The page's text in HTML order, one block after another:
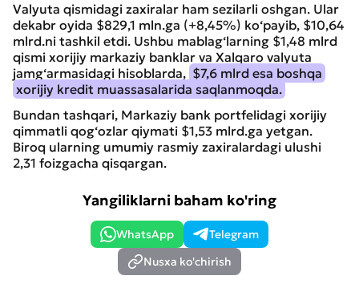
Valyuta qismidagi zaxiralar ham sezilarli oshgan. Ular
dekabr oyida $829,1 mln.ga (+8,45%) ko‘payib, $10,64
mlrd.ni tashkil etdi. Ushbu mablag‘larning $1,48 mlrd
qismi xorijiy markaziy banklar va Xalqaro valyuta
jamg‘armasidagi hisoblarda, $7,6 mlrd esa boshqa
xorijiy kredit muassasalarida saqlanmoqda.
Bundan tashqari, Markaziy bank portfelidagi xorijiy
qimmatli qog‘ozlar qiymati $1,53 mlrd.ga yetgan.
Biroq ularning umumiy rasmiy zaxiralardagi ulushi
2,31 foizgacha qisqargan.
Yangiliklarni baham ko'ring
WhatsApp
Telegram
Nusxa ko'chirish